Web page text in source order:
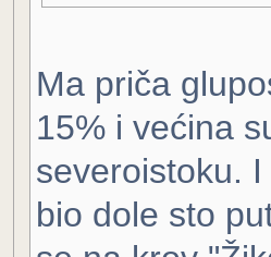
Ma priča
15% i većina
severoistoku.
bio dole sto